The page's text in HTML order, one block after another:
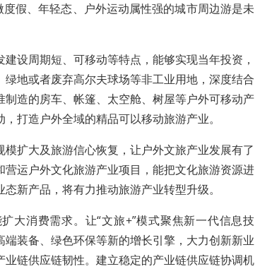
度假、年轻态、户外运动属性强的城市周边游是未
设周期短、可移动等特点，能够实现当年投资，
地或者废弃高尔夫球场等非工业用地，深度结合
造的房车、帐篷、太空舱、树屋等户外可移动产
打造户外全域的精品可以移动旅游产业。
扩大及旅游信心恢复，让户外文旅产业发展有了
营运户外文化旅游产业项目，能把文化旅游资源进
态新产品，将有力推动旅游产业转型升级。
大消费需求。让“文旅+”模式聚焦新一代信息技
装备、绿色环保等新的增长引擎，大力创新新业
链供应链韧性。建立稳定的产业链供应链协调机